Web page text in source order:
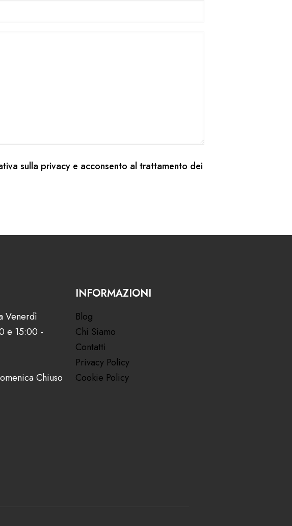
sulla privacy e acconsento al trattamento dei
Venerdì
e 15:00 -
Chiuso
INFORMAZIONI
Blog
Chi Siamo
Contatti
Privacy Policy
Cookie Policy